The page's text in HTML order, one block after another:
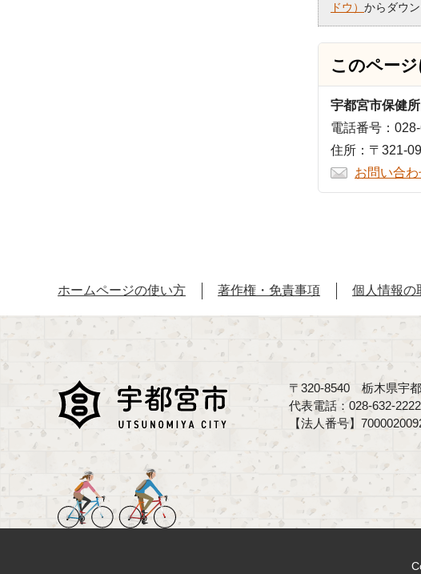
ドウ） からダウ
このペー
宇都宮市保健
電話番号：
住所：〒321-
お問い合
ホームページの使い方 著作権・免責事項 個人情報の
〒320-8540 栃木県宇
代表電話：028-632-
【法人番号】